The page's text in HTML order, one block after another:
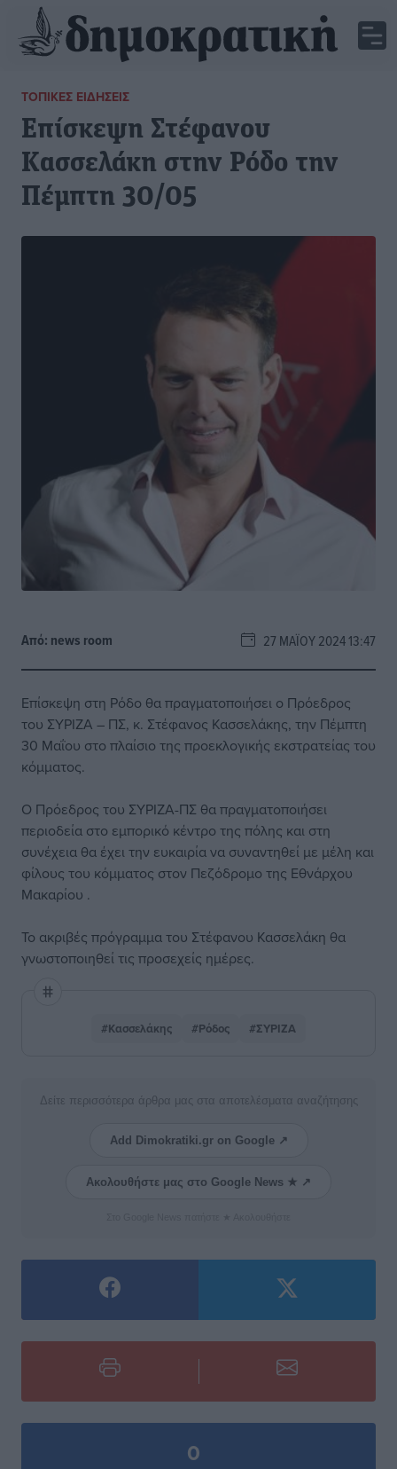
ΤΟΠΙΚΈΣ ΕΙΔΉΣΕΙΣ
Επίσκεψη Στέφανου
Κασσελάκη στην Ρόδο την
Πέμπτη 30/05
Από: news room 27 ΜΑΪ́ΟΥ 2024 13:47
Επίσκεψη στη Ρόδο θα πραγματοποιήσει ο Πρόεδρος
του ΣΥΡΙΖΑ – ΠΣ, κ. Στέφανος Κασσελάκης, την Πέμπτη
30 Μαΐου στο πλαίσιο της προεκλογικής εκστρατείας του
κόμματος.
Ο Πρόεδρος του ΣΥΡΙΖΑ-ΠΣ θα πραγματοποιήσει
περιοδεία στο εμπορικό κέντρο της πόλης και στη
συνέχεια θα έχει την ευκαιρία να συναντηθεί με μέλη και
φίλους του κόμματος στον Πεζόδρομο της Εθνάρχου
Μακαρίου .
Το ακριβές πρόγραμμα του Στέφανου Κασσελάκη θα
γνωστοποιηθεί τις προσεχείς ημέρες.
#Κασσελάκης #Ρόδος #ΣΥΡΙΖΑ
Δείτε περισσότερα άρθρα μας στα αποτελέσματα αναζήτησης
Add Dimokratiki.gr on Google ↗
Ακολουθήστε μας στο Google News ★ ↗
0